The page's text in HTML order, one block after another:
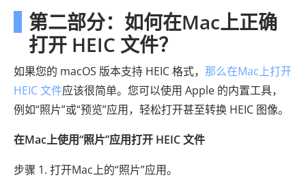
第二部分：如何在Mac上正确
打开 HEIC 文件？
如果您的 macOS 版本支持 HEIC 格式， 那么在Mac上打开
HEIC 文件应该很简单。您可以使用 Apple 的内置工具，
例如“照片”或“预览”应用，轻松打开甚至转换 HEIC 图像。
在Mac上使用“照片”应用打开 HEIC 文件
步骤 1. 打开Mac上的“照片”应用。